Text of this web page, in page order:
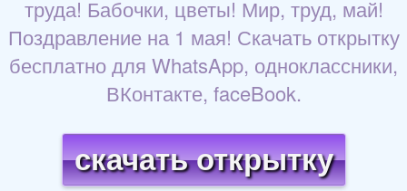
труда! Бабочки, цветы! Мир, труд, май!
Поздравление на 1 мая! Скачать открытку
бесплатно для WhatsApp, одноклассники,
ВКонтакте, faceBook.
скачать открытку